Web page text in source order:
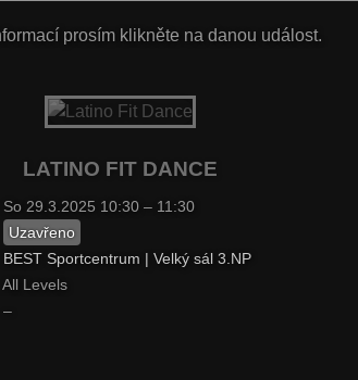
prosím klikněte na danou událost.
LATINO FIT DANCE
So 29.3.2025 10:30 – 11:30
Uzavřeno
BEST Sportcentrum | Velký sál 3.NP
All Levels
–